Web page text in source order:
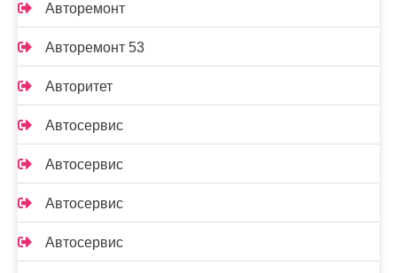
Авторемонт
Авторемонт 53
Авторитет
Автосервис
Автосервис
Автосервис
Автосервис